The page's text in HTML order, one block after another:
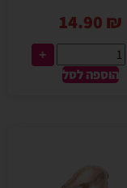
14.90 ₪
+
הוספה לסל